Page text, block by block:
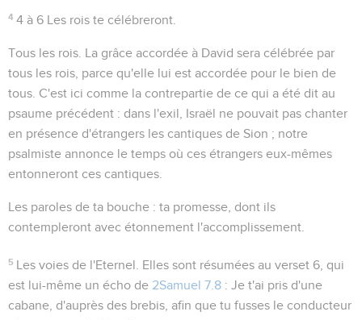
4 4 à 6 Les rois te célébreront.
Tous les rois . La grâce accordée à David sera célébrée par
tous les rois, parce qu'elle lui est accordée pour le bien de
tous. C'est ici comme la contrepartie de ce qui a été dit au
psaume précédent : dans l'exil, Israël ne pouvait pas chanter
en présence d'étrangers les cantiques de Sion ; notre
psalmiste annonce le temps où ces étrangers eux-mêmes
entonneront ces cantiques.
Les paroles de ta bouche : ta promesse, dont ils
contempleront avec étonnement l'accomplissement.
5 Les voies de l'Eternel . Elles sont résumées au verset 6, qui
est lui-même un écho de 2Samuel 7.8 : Je t'ai pris d'une
cabane, d'auprès des brebis, afin que tu fusses le conducteur